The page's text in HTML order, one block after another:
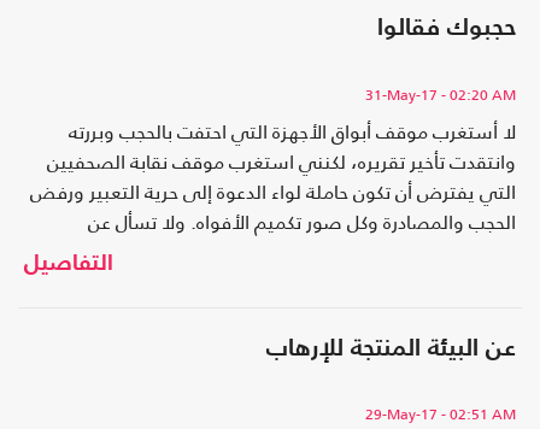
حجبوك فقالوا
31-May-17 - 02:20 AM
لا أستغرب موقف أبواق الأجهزة التي احتفت بالحجب وبررته
وانتقدت تأخير تقريره، لكنني استغرب موقف نقابة الصحفيين
التي يفترض أن تكون حاملة لواء الدعوة إلى حرية التعبير ورفض
الحجب والمصادرة وكل صور تكميم الأفواه. ولا تسأل عن
العناصر «الليبرالية» واليسارية التي نسيت قيمها ومبادئهاالتفاصيل
عن البيئة المنتجة للإرهاب
29-May-17 - 02:51 AM